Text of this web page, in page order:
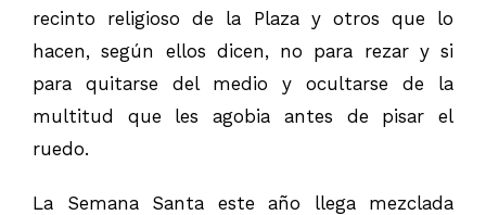
recinto religioso de la Plaza y otros que lo
hacen, según ellos dicen, no para rezar y si
para quitarse del medio y ocultarse de la
multitud que les agobia antes de pisar el
ruedo.
La Semana Santa este año llega mezclada